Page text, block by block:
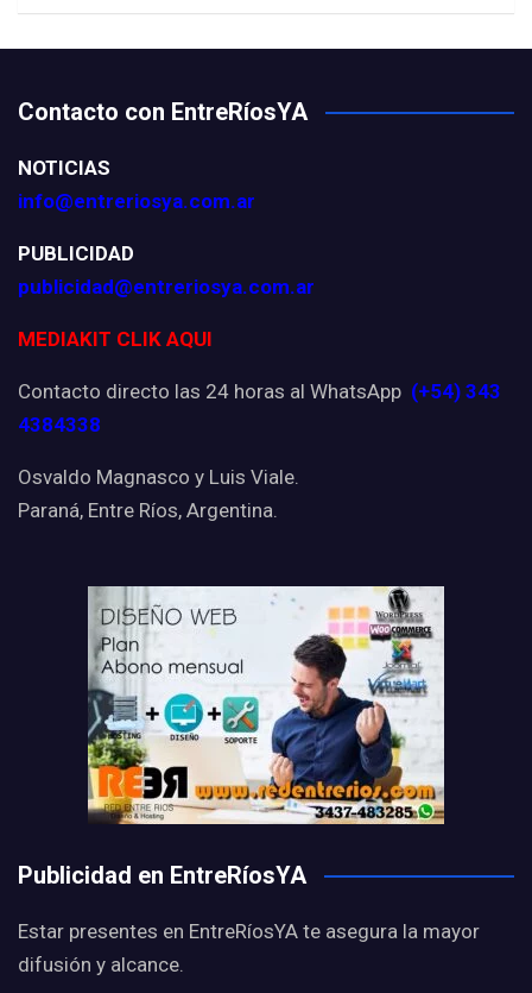
Contacto con EntreRíosYA
NOTICIAS
info@entreriosya.com.ar
PUBLICIDAD
publicidad@entreriosya.com.ar
MEDIAKIT CLIK AQUI
Contacto directo las 24 horas al WhatsApp (+54) 343
4384338
Osvaldo Magnasco y Luis Viale.
Paraná, Entre Ríos, Argentina.
Publicidad en EntreRíosYA
Estar presentes en EntreRíosYA te asegura la mayor
difusión y alcance.